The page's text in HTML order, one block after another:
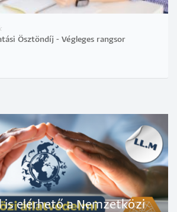
Ösztöndíj - Végleges rangsor
elérhető a Nemzetközi